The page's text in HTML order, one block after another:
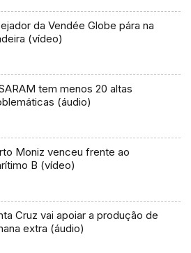
da Vendée Globe pára na
(vídeo)
tem menos 20 altas
(áudio)
Moniz venceu frente ao
B (vídeo)
Cruz vai apoiar a produção de
extra (áudio)